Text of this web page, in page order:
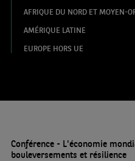
AFRIQUE DU NORD ET MOYEN-
AMÉRIQUE LATINE
EUROPE HORS UE
Conférence - L'économie
bouleversements et résilience